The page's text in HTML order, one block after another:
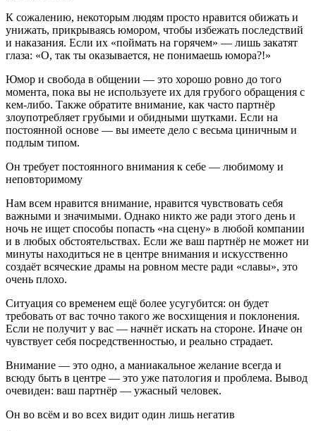
К сожалению, некоторым людям просто нравится обижать и
унижать, прикрываясь юмором, чтобы избежать последствий
и наказания. Если их «поймать на горячем» — лишь закатят
глаза: «О, так ты оказывается, не понимаешь юмора?!»
Юмор и свобода в общении — это хорошо ровно до того
момента, пока вы не используете их для грубого обращения с
кем-либо. Также обратите внимание, как часто партнёр
злоупотребляет грубыми и обидными шутками. Если на
постоянной основе — вы имеете дело с весьма циничным и
подлым типом.
Он требует постоянного внимания к себе — любимому и
неповторимому
Нам всем нравится внимание, нравится чувствовать себя
важными и значимыми. Однако никто же ради этого день и
ночь не ищет способы попасть «на сцену» в любой компании
и в любых обстоятельствах. Если же ваш партнёр не может ни
минуты находиться не в центре внимания и искусственно
создаёт всяческие драмы на ровном месте ради «славы», это
очень плохо.
Ситуация со временем ещё более усугубится: он будет
требовать от вас точно такого же восхищения и поклонения.
Если не получит у вас — начнёт искать на стороне. Иначе он
чувствует себя посредственностью, и реально страдает.
Внимание — это одно, а маниакальное желание всегда и
всюду быть в центре — это уже патология и проблема. Вывод
очевиден: ваш партнёр — ужасный человек.
Он во всём и во всех видит один лишь негатив